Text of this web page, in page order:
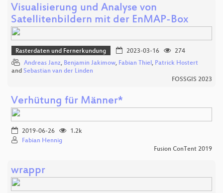
Visualisierung und Analyse von
Satellitenbildern mit der EnMAP-Box
Rasterdaten und Fernerkundung 2023-03-16
274
Andreas Janz, Benjamin Jakimow, Fabian Thiel, Patrick Hostert
and Sebastian van der Linden
FOSSGIS 2023
Verhütung für Männer*
2019-06-26
1.2k
Fabian Hennig
Fusion ConTent 2019
wrappr